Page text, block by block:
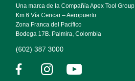
Una marca de la Compañía Apex Tool Group
Km 6 Vía Cencar – Aeropuerto
Zona Franca del Pacífico
Bodega 17B. Palmira, Colombia
(602) 387 3000